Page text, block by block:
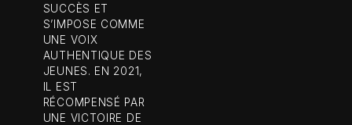
SUCCÈS ET
S’IMPOSE COMME
UNE VOIX
AUTHENTIQUE DES
JEUNES. EN 2021,
IL EST
RÉCOMPENSÉ PAR
UNE VICTOIRE DE